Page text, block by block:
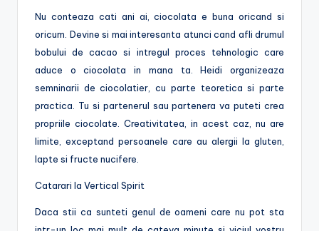
Nu conteaza cati ani ai, ciocolata e buna oricand si
oricum. Devine si mai interesanta atunci cand afli drumul
bobului de cacao si intregul proces tehnologic care
aduce o ciocolata in mana ta. Heidi organizeaza
semninarii de ciocolatier, cu parte teoretica si parte
practica. Tu si partenerul sau partenera va puteti crea
propriile ciocolate. Creativitatea, in acest caz, nu are
limite, exceptand persoanele care au alergii la gluten,
lapte si fructe nucifere.
Catarari la Vertical Spirit
Daca stii ca sunteti genul de oameni care nu pot sta